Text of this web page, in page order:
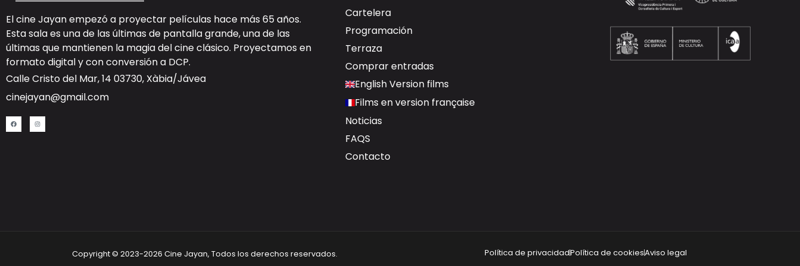
El cine Jayan empezó a proyectar películas hace más 65 años.
Esta sala es una de las últimas de pantalla grande, una de las
últimas que mantienen la magia del cine clásico. Proyectamos en
formato digital y conconversión a DCP.
Calle Cristo del Mar, 14 03730, Xàbia/Jávea
cinejayan@gmail.com
Cartelera
Programación
Terraza
Comprar entradas
English Version films
Films en version française
Noticias
FAQS
Contacto
Copyright © 2023-2026 Cine Jayan, Todos los derechos reservados. Política de privacidadPolítica de cookiesAviso legal